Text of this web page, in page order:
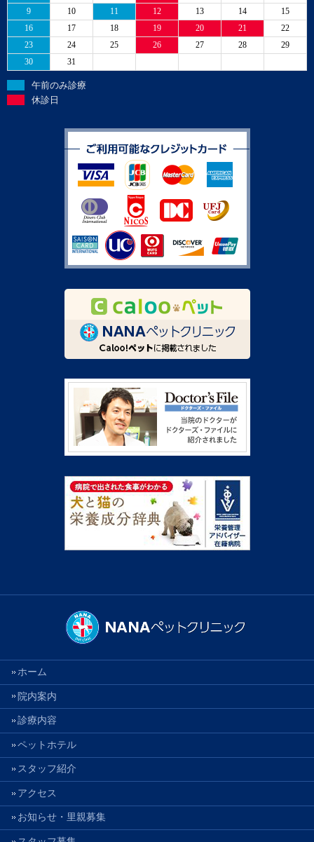
9
10 11 12 13 14
15
16
17 18 19 20 21
22
23
24 25 26 27 28
29
30
31
午前のみ診療
休診日
ホーム
院内案内
診療内容
ペットホテル
スタッフ紹介
アクセス
お知らせ・里親募集